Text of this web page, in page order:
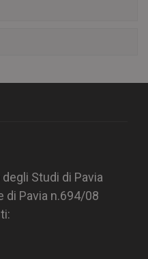
Studi di Pavia
di Pavia n.694/08